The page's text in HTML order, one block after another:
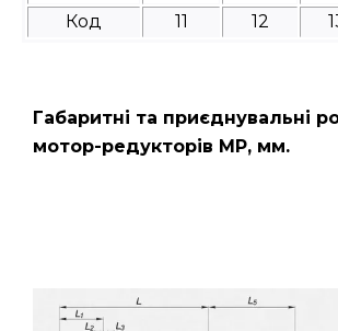
Код
11 12
Габаритні та приєднувальні
мотор-редукторів МР, мм.